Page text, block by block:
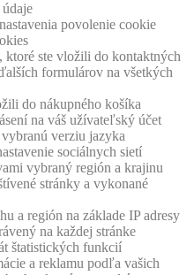
povolenie cookie
ktoré ste vložili do kontaktných
formulárov na všetkých
do nákupného košíka
na váš užívateľský účet
verziu jazyka
sociálnych sietí
vybraný región a krajinu
stránky a vykonané
a región na základe IP adresy
na každej stránke
štatistických funkcií
a reklamu podľa vašich